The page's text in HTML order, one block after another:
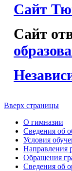
Сайт
Сайт
Вверх страницы
О гимназии
Сведения об
Условия
Направления
Обращения
Сведения об